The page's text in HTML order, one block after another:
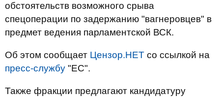
обстоятельств возможного срыва
спецоперации по задержанию "вагнеровцев" в
предмет ведения парламентской ВСК.
Об этом сообщает Цензор.НЕТ со ссылкой на
пресс-службу "ЕС".
Также фракции предлагают кандидатуру